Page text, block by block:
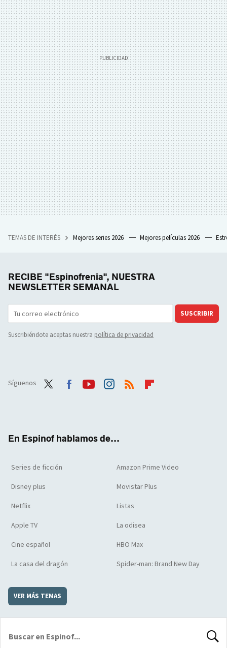
TEMAS DE INTERÉS Mejores series 2026 Mejores películas 2026
RECIBE "Espinofrenia", NUESTRA
NEWSLETTER SEMANAL
SUSCRIBIR
Suscribiéndote aceptas nuestra política de privacidad
Síguenos
En Espinof hablamos de...
Series de ficción Amazon Prime Video
Disney plus Movistar Plus
Netflix Listas
Apple TV La odisea
Cine español HBO Max
La casa del dragón Spider-man: Brand New Day
VER MÁS TEMAS